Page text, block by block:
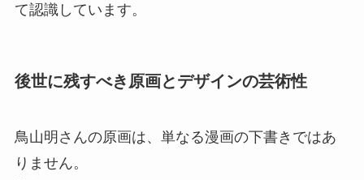
て認識しています。
後世に残すべき原画とデザインの芸術性
鳥山明さんの原画は、単なる漫画の下書きではあ
りません。